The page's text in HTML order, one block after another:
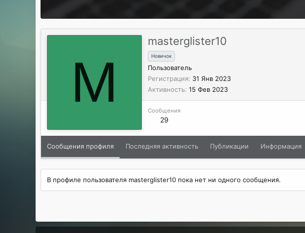
M
masterglister10
Новичок
Пользователь
Регистрация 31 Янв 2023
Активность 15 Фев 2023
Сообщения
29
Сообщения профиля Последняя активность Публикации Информация
В профиле пользователя masterglister10 пока нет ни одного сообщения.